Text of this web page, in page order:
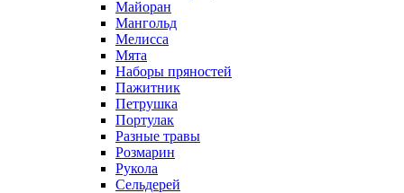
Майоран
Мангольд
Мелисса
Мята
Наборы пряностей
Пажитник
Петрушка
Портулак
Разные травы
Розмарин
Рукола
Сельдерей